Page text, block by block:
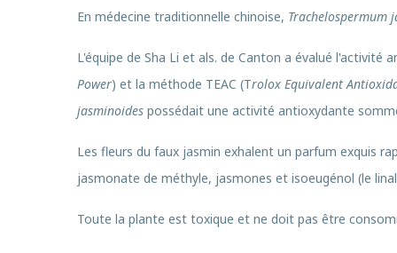
En médecine traditionnelle chinoise, Trachelospermum
L'équipe de Sha Li et als. de Canton a évalué l'activité
Power) et la méthode TEAC (Trolox Equivalent
jasminoides possédait une activité antioxydante
Les fleurs du faux jasmin exhalent un parfum exquis
jasmonate de méthyle, jasmones et isoeugénol (le
Toute la plante est toxique et ne doit pas être